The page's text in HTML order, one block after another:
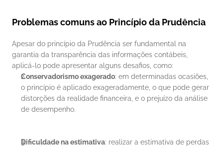
Problemas comuns ao Princípio da Prudência
Apesar do princípio da Prudência ser fundamental na
garantia da transparência das informações contábeis,
aplicá-lo pode apresentar alguns desafios, como:
Conservadorismo exagerado: em determinadas ocasiões,
o princípio é aplicado exageradamente, o que pode gerar
distorções da realidade financeira, e o prejuízo da análise
de desempenho.
Dificuldade na estimativa: realizar a estimativa de perdas